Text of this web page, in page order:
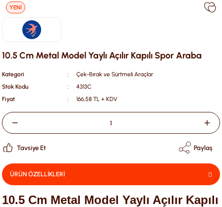
YENİ
10.5 Cm Metal Model Yaylı Açılır Kapılı Spor Araba
Kategori
Çek-Bırak ve Sürtmeli Araçlar
Stok Kodu
4313C
Fiyat
166,58 TL + KDV
Tavsiye Et Paylaş
ÜRÜN ÖZELLİKLERİ
10.5 Cm Metal Model Yaylı Açılır Kapılı